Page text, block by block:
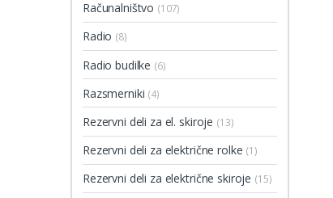
Računalništvo (107)
Radio (8)
Radio budilke (6)
Razsmerniki (4)
Rezervni deli za el. skiroje (13)
Rezervni deli za električne rolke (1)
Rezervni deli za električne skiroje (15)